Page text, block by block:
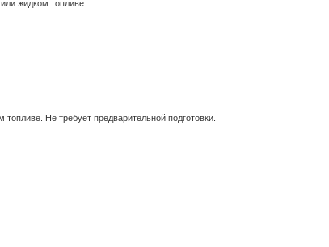
жидком топливе.
Не требует предварительной подготовки.